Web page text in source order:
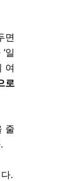
면
일
여
로
줄
.